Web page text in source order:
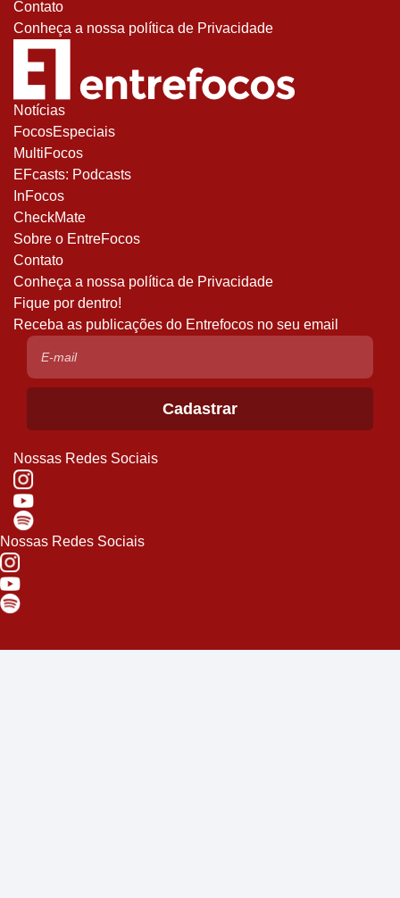
Contato
Conheça a nossa política de Privacidade
Notícias
FocosEspeciais
MultiFocos
EFcasts: Podcasts
InFocos
CheckMate
Sobre o EntreFocos
Contato
Conheça a nossa política de Privacidade
Fique por dentro!
Receba as publicações do Entrefocos no seu email
Nossas Redes Sociais
Nossas Redes Sociais